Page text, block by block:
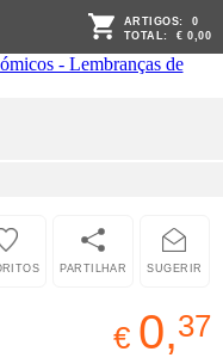
ARTIGOS: 0
TOTAL: € 0,00
SUGERIR
PARTILHAR
€ 0,37